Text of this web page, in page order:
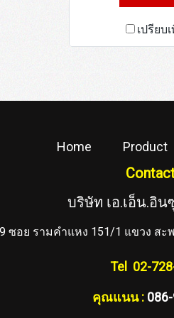
เปรียบ
Home Product
บริษัท เอ.เอ็น.อิน
ซอย รามคำแหง 151/1 แขวง สะ
Tel 02-
คุณแนน :